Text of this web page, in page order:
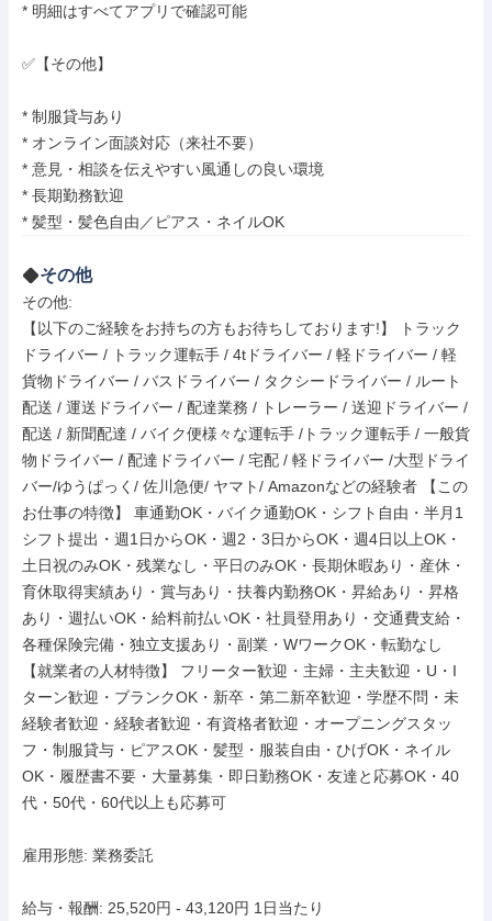
* 明細はすべてアプリで確認可能
✅【その他】
* 制服貸与あり
* オンライン面談対応（来社不要）
* 意見・相談を伝えやすい風通しの良い環境
* 長期勤務歓迎
* 髪型・髪色自由／ピアス・ネイルOK
その他
その他:
【以下のご経験をお持ちの方もお待ちしております!】 トラック
ドライバー / トラック運転手 / 4tドライバー / 軽ドライバー / 軽
貨物ドライバー / バスドライバー / タクシードライバー / ルート
配送 / 運送ドライバー / 配達業務 / トレーラー / 送迎ドライバー /
配送 / 新聞配達 / バイク便様々な運転手 /トラック運転手 / 一般貨
物ドライバー / 配達ドライバー / 宅配 / 軽ドライバー /大型ドライ
バー/ゆうぱっく/ 佐川急便/ ヤマト/ Amazonなどの経験者 【この
お仕事の特徴】 車通勤OK・バイク通勤OK・シフト自由・半月1
シフト提出・週1日からOK・週2・3日からOK・週4日以上OK・
土日祝のみOK・残業なし・平日のみOK・長期休暇あり・産休・
育休取得実績あり・賞与あり・扶養内勤務OK・昇給あり・昇格
あり・週払いOK・給料前払いOK・社員登用あり・交通費支給・
各種保険完備・独立支援あり・副業・WワークOK・転勤なし
【就業者の人材特徴】 フリーター歓迎・主婦・主夫歓迎・U・I
ターン歓迎・ブランクOK・新卒・第二新卒歓迎・学歴不問・未
経験者歓迎・経験者歓迎・有資格者歓迎・オープニングスタッ
フ・制服貸与・ピアスOK・髪型・服装自由・ひげOK・ネイル
OK・履歴書不要・大量募集・即日勤務OK・友達と応募OK・40
代・50代・60代以上も応募可
雇用形態: 業務委託
給与・報酬: 25,520円 - 43,120円 1日当たり